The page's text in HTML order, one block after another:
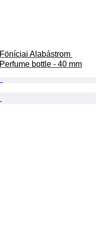
Föníciai Alabástrom
Perfume bottle - 40 mm